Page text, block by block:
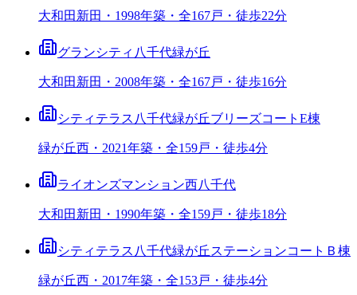
大和田新田・1998年築・全167戸・徒歩22分
グランシティ八千代緑が丘
大和田新田・2008年築・全167戸・徒歩16分
シティテラス八千代緑が丘ブリーズコートE棟
緑が丘西・2021年築・全159戸・徒歩4分
ライオンズマンション西八千代
大和田新田・1990年築・全159戸・徒歩18分
シティテラス八千代緑が丘ステーションコートＢ棟
緑が丘西・2017年築・全153戸・徒歩4分